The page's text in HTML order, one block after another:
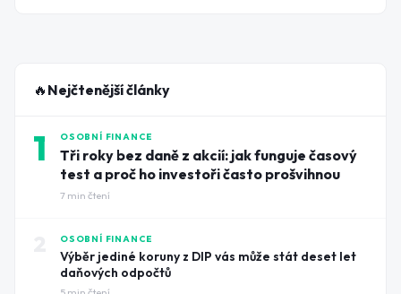
🔥 Nejčtenější články
1 OSOBNÍ FINANCE
Tři roky bez daně z akcií: jak funguje časový
test a proč ho investoři často prošvihnou
7 min čtení
OSOBNÍ FINANCE
Výběr jediné koruny z DIP vás může stát deset let
daňových odpočtů